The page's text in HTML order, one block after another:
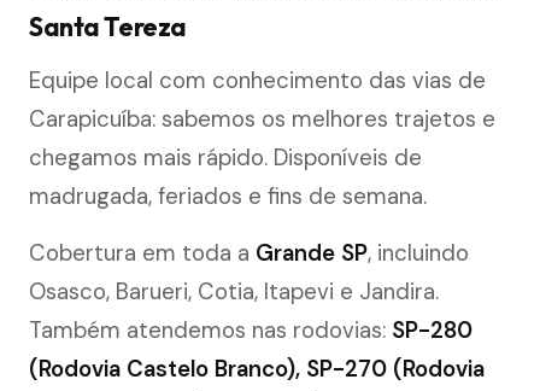
Santa Tereza
Equipe local com conhecimento das vias de
Carapicuíba: sabemos os melhores trajetos e
chegamos mais rápido. Disponíveis de
madrugada, feriados e fins de semana.
Cobertura em toda a Grande SP, incluindo
Osasco, Barueri, Cotia, Itapevi e Jandira.
Também atendemos nas rodovias: SP-280
(Rodovia Castelo Branco), SP-270 (Rodovia